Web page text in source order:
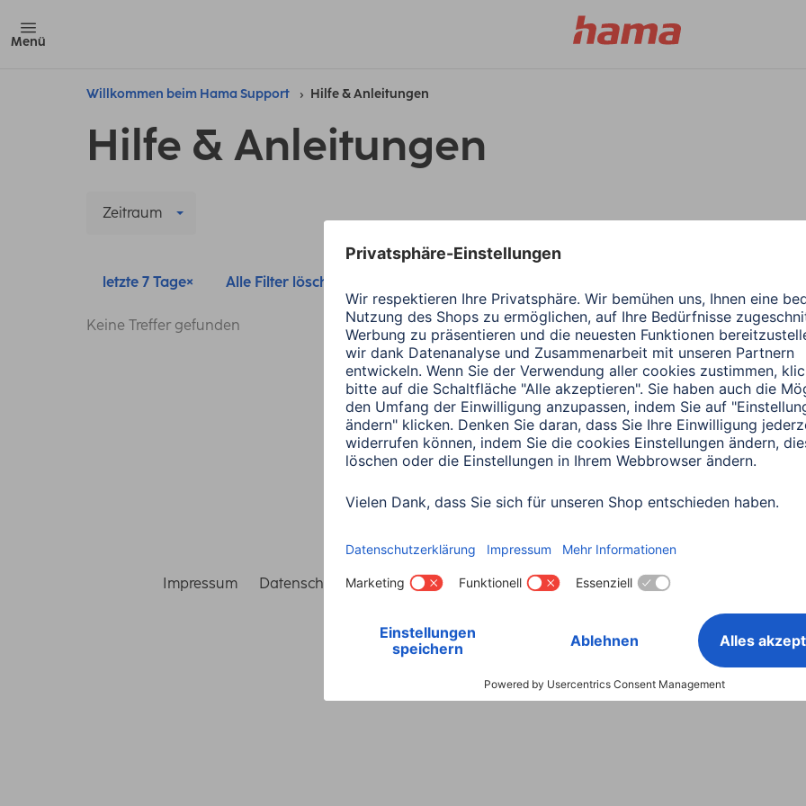
Menü
Willkommen beim Hama Support Hilfe & Anleitungen
Hilfe & Anleitungen
Zeitraum
letzte 7 Tage Alle Filter löschen
Keine Treffer gefunden
Land wählen
Impressum Datenschutz Garantiebestimmungen Konformitätserklärungen